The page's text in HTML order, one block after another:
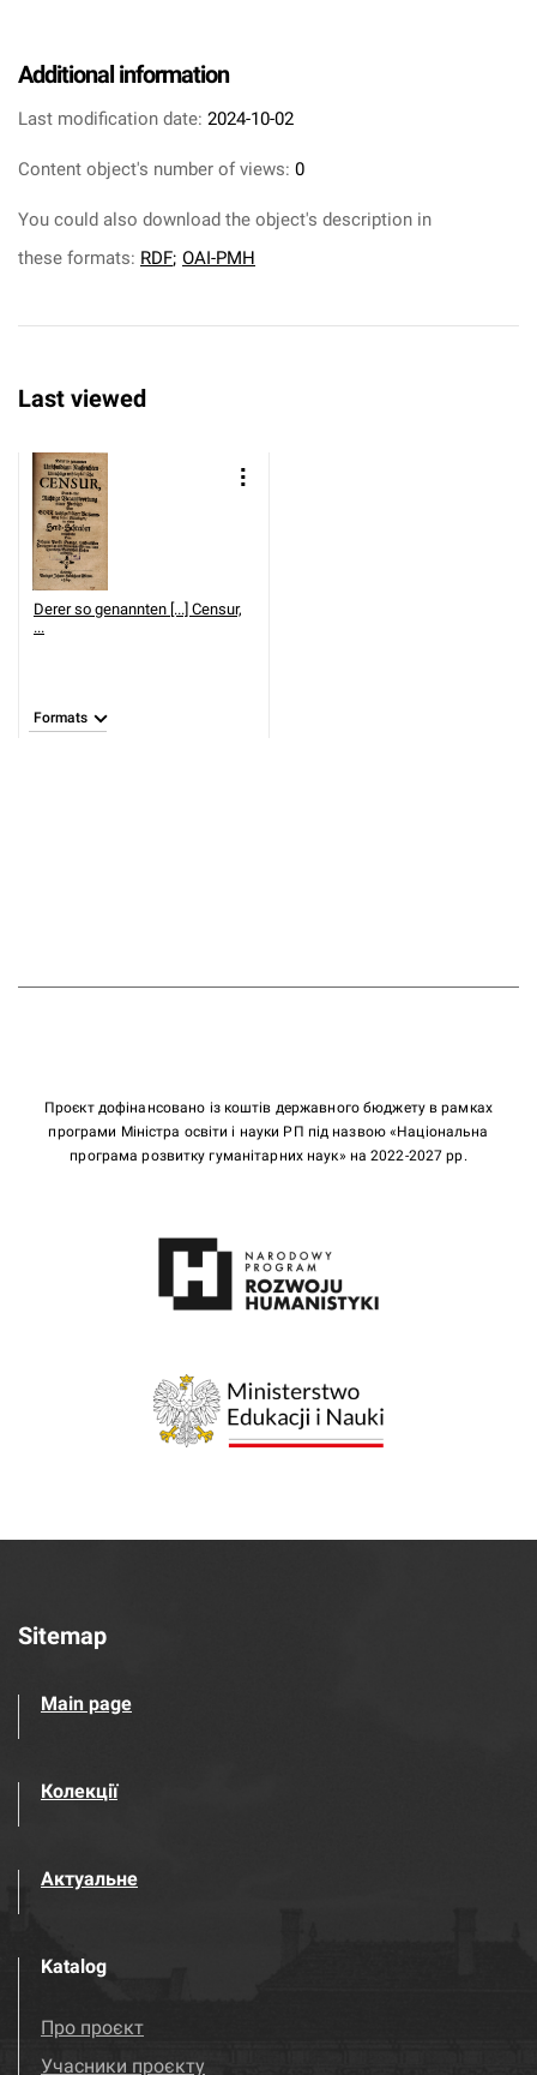
Additional information
Last modification date: 2024-10-02
Content object's number of views: 0
You could also download the object's description in
these formats: RDF; OAI-PMH
Last viewed
Derer so genannten [...] Censur,
...
Formats
Проєкт дофінансовано із коштів державного бюджету в рамках
програми Міністра освіти і науки РП під назвою «Національна
програма розвитку гуманітарних наук» на 2022-2027 рр.
Sitemap
Main page
Колекції
Актуальне
Katalog
Про проєкт
Учасники проєкту